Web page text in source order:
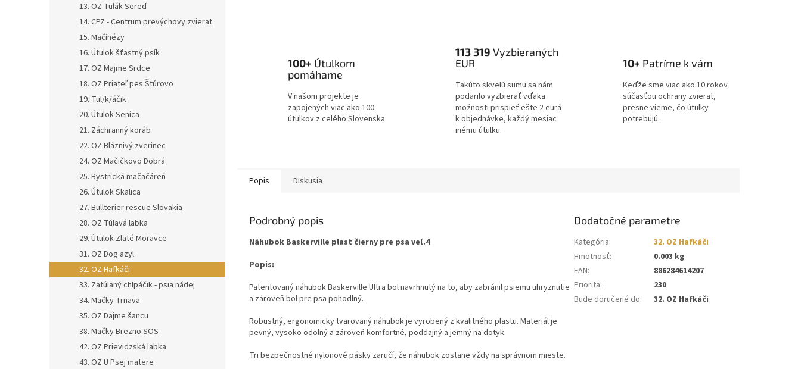
13. OZ Tulák Sereď
14. CPZ - Centrum prevýchovy zvierat
15. Mačinézy
16. Útulok šťastný psík
17. OZ Majme Srdce
18. OZ Priateľ pes Štúrovo
19. Tul/k/áčik
20. Útulok Senica
21. Záchranný koráb
22. OZ Bláznivý zverinec
24. OZ Mačičkovo Dobrá
25. Bystrická mačačáreň
26. Útulok Skalica
27. Bullterier rescue Slovakia
28. OZ Túlavá labka
29. Útulok Zlaté Moravce
31. OZ Dog azyl
32. OZ Hafkáči
33. Zatúlaný chlpáčik - psia nádej
34. Mačky Trnava
35. OZ Dajme šancu
38. Mačky Brezno SOS
42. OZ Prievidzská labka
43. OZ U Psej matere
100+ Útulkom
pomáhame
V našom projekte je
zapojených viac ako 100
útulkov z celého Slovenska
113 319 Vyzbieraných
EUR
Takúto skvelú sumu sa nám
podarilo vyzbierať vďaka
možnosti prispieť ešte 2 eurá
k objednávke, každý mesiac
inému útulku.
10+ Patríme k vám
Keďže sme viac ako 10 rokov
súčasťou ochrany zvierat,
presne vieme, čo útulky
potrebujú.
Popis Diskusia
Podrobný popis
Náhubok Baskerville plast čierny pre psa veľ.4
Popis:
Patentovaný náhubok Baskerville Ultra bol navrhnutý na to, aby zabránil psiemu uhryznutie
a zároveň bol pre psa pohodlný.
Robustný, ergonomicky tvarovaný náhubok je vyrobený z kvalitného plastu. Materiál je
pevný, vysoko odolný a zároveň komfortné, poddajný a jemný na dotyk.
Tri bezpečnostné nylonové pásky zaručí, že náhubok zostane vždy na správnom mieste.
Dodatočné parametre
Kategória:
32. OZ Hafkáči
Hmotnosť:
0.003 kg
EAN:
886284614207
Priorita:
230
Bude doručené do: 32. OZ Hafkáči